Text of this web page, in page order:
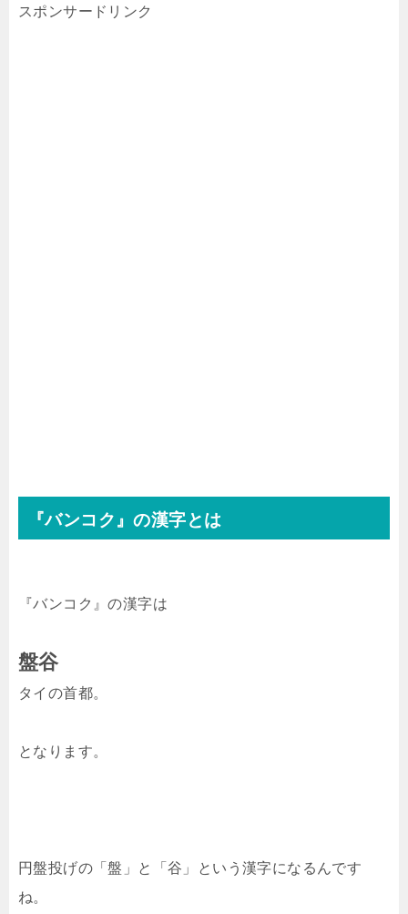
スポンサードリンク
『バンコク』の漢字とは
『バンコク』の漢字は
盤谷
タイの首都。
となります。
円盤投げの「盤」と「谷」という漢字になるんです
ね。